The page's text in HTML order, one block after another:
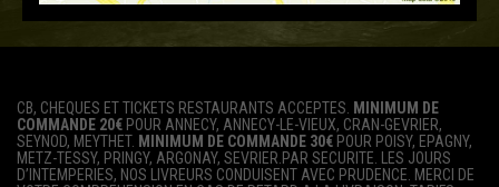
CB, CHEQUES ET TICKETS RESTAURANTS ACCEPTES.
MINIMUM DE
COMMANDE 20€ POUR ANNECY, ANNECY-LE-VIEUX, CRAN-GEVRIER,
SEYNOD, MEYTHET. MINIMUM DE COMMANDE 30€ POUR POISY, EPAGNY,
METZ-TESSY, PRINGY, ARGONAY, SEVRIER.PAR SECURITE. LES JOURS
D’INTEMPERIES, NOS LIVREURS CONDUISENT AVEC PRUDENCE. MERCI DE